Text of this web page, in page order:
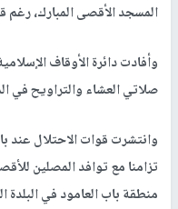
المسجد الأقصى المبارك، رغم
صلاتي العشاء والتراويح في
وانتشرت قوات الاحتلال عند
تزامنا مع توافد المصلين
منطقة باب العامود في البلدة